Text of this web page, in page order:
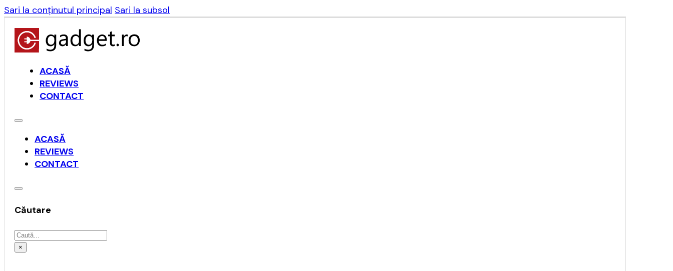
Sari la conținutul principal Sari la subsol
ACASĂ
REVIEWS
CONTACT
ACASĂ
REVIEWS
CONTACT
Căutare
Caută
×